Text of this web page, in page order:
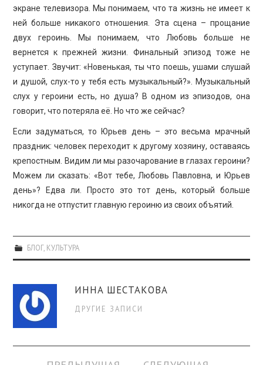
экране телевизора. Мы понимаем, что та жизнь не имеет к
ней больше никакого отношения. Эта сцена – прощание
двух героинь. Мы понимаем, что Любовь больше не
вернется к прежней жизни. Финальный эпизод тоже не
уступает. Звучит: «Новенькая, ты что поешь, ушами слушай
и душой, слух-то у тебя есть музыкальный?». Музыкальный
слух у героини есть, но душа? В одном из эпизодов, она
говорит, что потеряла её. Но что же сейчас?
Если задуматься, то Юрьев день – это весьма мрачный
праздник: человек переходит к другому хозяину, оставаясь
крепостным. Видим ли мы разочарование в глазах героини?
Можем ли сказать: «Вот тебе, Любовь Павловна, и Юрьев
день»? Едва ли. Просто это тот день, который больше
никогда не отпустит главную героиню из своих объятий.
БЛОГ, КУЛЬТУРА
ИННА ШЕСТАКОВА
ДРУГИЕ ЗАПИСИ